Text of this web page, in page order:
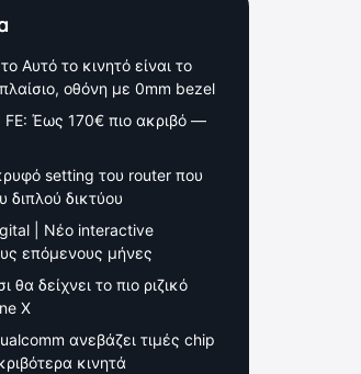
Αυτό το κινητό είναι το
οθόνη με 0mm bezel
FE: Έως 170€ πιο ακριβό —
setting του router που
διπλού δικτύου
| Νέο interactive
επόμενους μήνες
θα δείχνει το πιο ριζικό
X
ανεβάζει τιμές chip
κινητά